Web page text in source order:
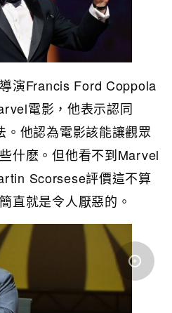
演Francis Ford Coppola
電影，他表示認同
他認為電影該能讓觀眾
什麽。但他看不到Marvel
Scorsese評價這不算
直就是令人厭惡的。